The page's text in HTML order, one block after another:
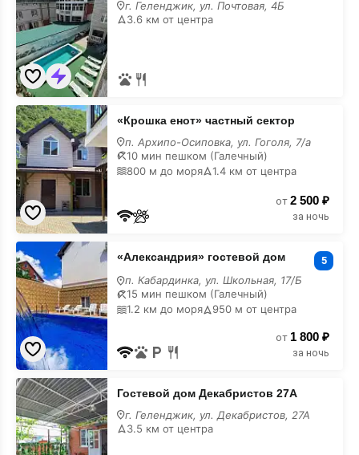
с
кухней
г. Геленджик, ул. Почтовая, 4Б
3.6 км от центра
«Крошка
енот»
частный
сектор
с
кухней
«Крошка енот» частный сектор
п. Архипо-Осиповка, ул. Гоголя, 7/а
10 мин пешком (Галечный)
800 м до моря
1.4 км от центра
от 2 500 ₽
за ночь
«Александрия»
гостевой
дом
с
кухней
«Александрия» гостевой дом 5
п. Кабардинка, ул. Школьная, 17/Б
15 мин пешком (Галечный)
1.2 км до моря
950 м от центра
от 1 800 ₽
за ночь
Гостевой
дом
Декабристов
27А
с
кухней
Гостевой дом Декабристов 27А
г. Геленджик, ул. Декабристов, 27А
3.5 км от центра